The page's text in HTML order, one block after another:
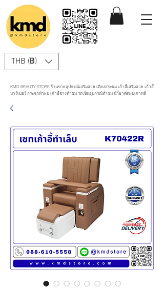
THB (฿)
KMD BEAUTY STORE ร้านขายอุปกรณ์เสริมสวย เตียงสระผม เก้าอี้เสริมสวย เก้าอี้
บาร์เบอร์ กระจกทำผม เก้าอี้ช่างทำผม รถเข็นอุปกรณ์ทำผม นำ้ยาดัดผมเกาหลี